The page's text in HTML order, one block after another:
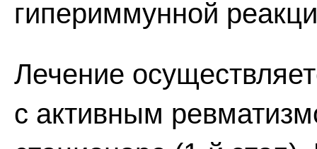
гипериммунной
Лечение
с активным